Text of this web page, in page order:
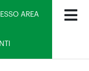
AREA